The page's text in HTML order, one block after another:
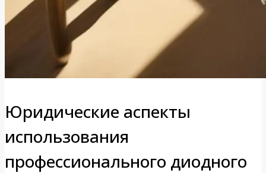
Юридические аспекты
использования
профессионального диодного